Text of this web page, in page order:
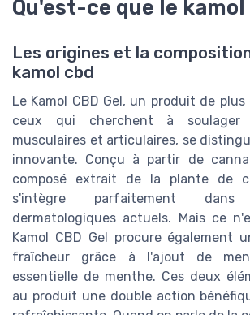
Qu'est-ce que le kamol
Les origines et la
kamol cbd
Le Kamol CBD Gel, un produit de
ceux qui cherchent à soulager
musculaires et articulaires, se
innovante. Conçu à partir de
composé extrait de la plante de
s'intègre parfaitement
dermatologiques actuels. Mais ce
Kamol CBD Gel procure également
fraîcheur grâce à l'ajout de
essentielle de menthe. Ces deux
au produit une double action